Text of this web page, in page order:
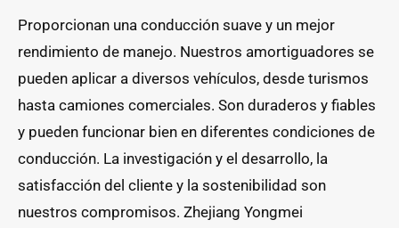
Proporcionan una conducción suave y un mejor
rendimiento de manejo. Nuestros amortiguadores se
pueden aplicar a diversos vehículos, desde turismos
hasta camiones comerciales. Son duraderos y fiables
y pueden funcionar bien en diferentes condiciones de
conducción. La investigación y el desarrollo, la
satisfacción del cliente y la sostenibilidad son
nuestros compromisos. Zhejiang Yongmei